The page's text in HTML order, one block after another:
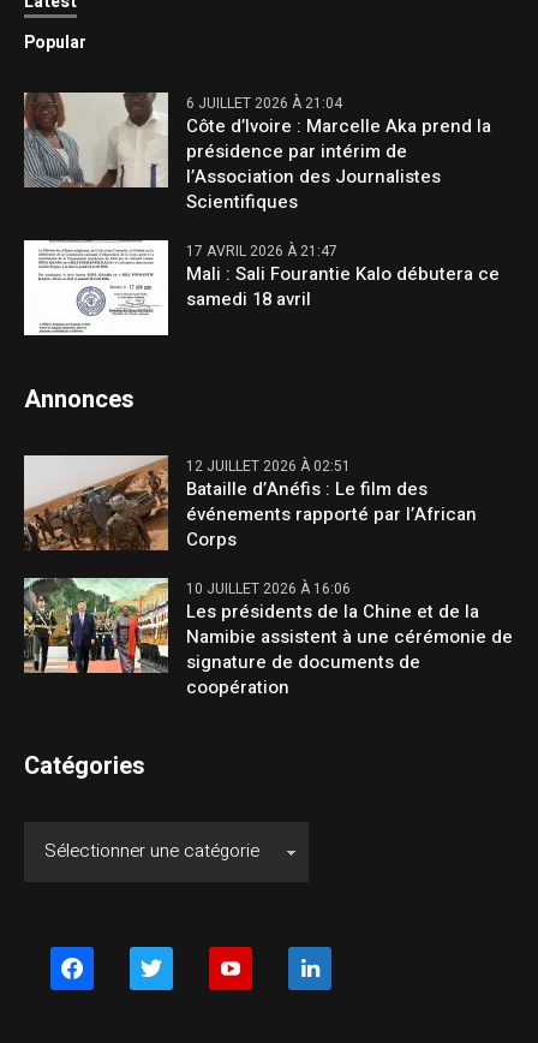
Popular
6 JUILLET 2026 À 21:04
Côte d’Ivoire : Marcelle Aka prend la
présidence par intérim de
l’Association des Journalistes
Scientifiques
17 AVRIL 2026 À 21:47
Mali : Sali Fourantie Kalo débutera ce
samedi 18 avril
Annonces
12 JUILLET 2026 À 02:51
Bataille d’Anéfis : Le film des
événements rapporté par l’African
Corps
10 JUILLET 2026 À 16:06
Les présidents de la Chine et de la
Namibie assistent à une cérémonie de
signature de documents de
coopération
Catégories
facebook twitter youtube linkedin